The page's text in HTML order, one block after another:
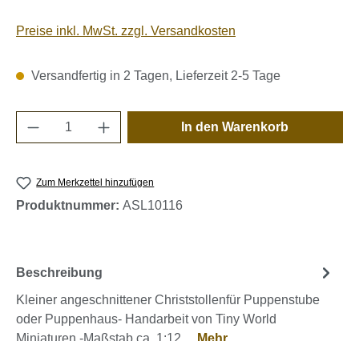
Preise inkl. MwSt. zzgl. Versandkosten
Versandfertig in 2 Tagen, Lieferzeit 2-5 Tage
Produkt Anzahl: Gib den gewünschten
In den Warenkorb
Zum Merkzettel hinzufügen
Produktnummer: ASL10116
Beschreibung
Kleiner angeschnittener Christstollenfür Puppenstube
oder Puppenhaus- Handarbeit von Tiny World
Miniaturen -Maßstab ca. 1:12… Mehr